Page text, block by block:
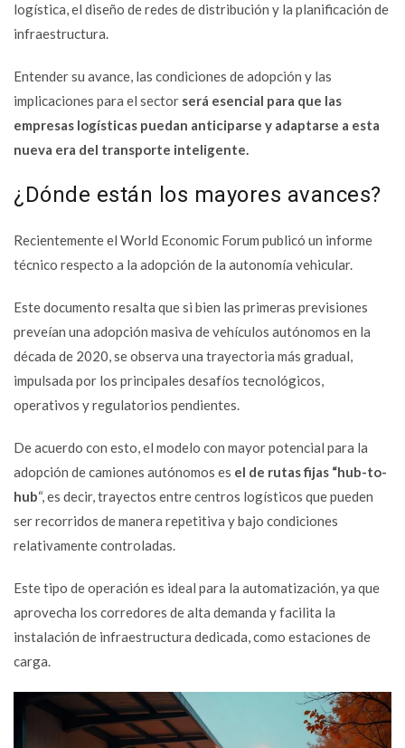
logística, el diseño de redes de distribución y la planificación de
infraestructura.
Entender su avance, las condiciones de adopción y las
implicaciones para el sector será esencial para que las
empresas logísticas puedan anticiparse y adaptarse a esta
nueva era del transporte inteligente.
¿Dónde están los mayores avances?
Recientemente el World Economic Forum publicó un informe
técnico respecto a la adopción de la autonomía vehicular.
Este documento resalta que si bien las primeras previsiones
preveían una adopción masiva de vehículos autónomos en la
década de 2020, se observa una trayectoria más gradual,
impulsada por los principales desafíos tecnológicos,
operativos y regulatorios pendientes.
De acuerdo con esto, el modelo con mayor potencial para la
adopción de camiones autónomos es el de rutas fijas “hub-to-
hub“, es decir, trayectos entre centros logísticos que pueden
ser recorridos de manera repetitiva y bajo condiciones
relativamente controladas.
Este tipo de operación es ideal para la automatización, ya que
aprovecha los corredores de alta demanda y facilita la
instalación de infraestructura dedicada, como estaciones de
carga.